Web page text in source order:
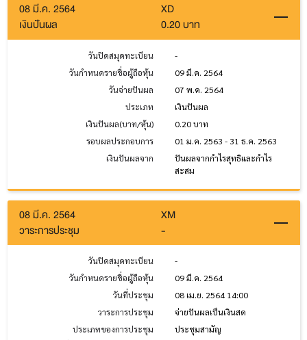
08 มี.ค. 2564
XD
เงินปันผล
0.20 บาท
วันปิดสมุดทะเบียน
-
วันกำหนดรายชื่อผู้ถือหุ้น
09 มี.ค. 2564
วันจ่ายปันผล
07 พ.ค. 2564
ประเภท
เงินปันผล
เงินปันผล(บาท/หุ้น)
0.20 บาท
รอบผลประกอบการ
01 ม.ค. 2563 - 31 ธ.ค. 2563
เงินปันผลจาก
ปันผลจากกำไรสุทธิและกำไร
สะสม
08 มี.ค. 2564
XM
วาระการประชุม
-
วันปิดสมุดทะเบียน
-
วันกำหนดรายชื่อผู้ถือหุ้น
09 มี.ค. 2564
วันที่ประชุม
08 เม.ย. 2564 14:00
วาระการประชุม
จ่ายปันผลเป็นเงินสด
ประเภทของการประชุม
ประชุมสามัญ